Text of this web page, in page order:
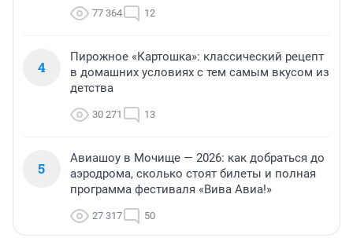
77 364 12
4
Пирожное «Картошка»: классический рецепт
в домашних условиях с тем самым вкусом из
детства
30 271 13
5
Авиашоу в Мочище — 2026: как добраться до
аэродрома, сколько стоят билеты и полная
программа фестиваля «Вива Авиа!»
27 317 50